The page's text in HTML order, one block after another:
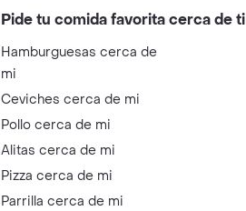
Pide tu comida favorita cerca de ti
Hamburguesas cerca de
mi
Ceviches cerca de mi
Pollo cerca de mi
Alitas cerca de mi
Pizza cerca de mi
Parrilla cerca de mi